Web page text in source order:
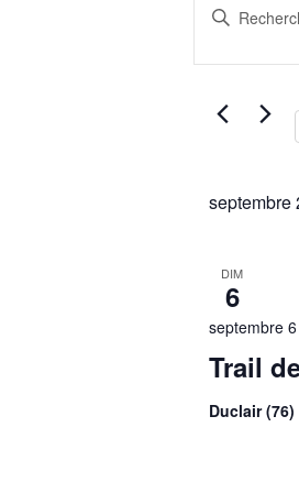
et
de
vues
Saisir
mot-
Évènements
septembre
DIM
6
Trail
septembre
Duclair (76)